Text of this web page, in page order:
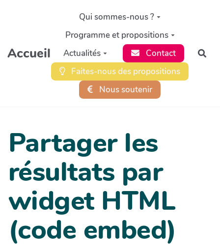
Aller au contenu principal
Accueil
Qui sommes-nous ?
Programme et propositions
Actualités
Contact
Faites-nous des propositions
Nous soutenir
Partager les
résultats par
widget HTML
(code embed)